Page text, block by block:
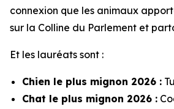
connexion que les animaux
sur la Colline du Parlement et
Et les lauréats sont :
Chien le plus mignon 2026 :
Chat le plus mignon 2026 :